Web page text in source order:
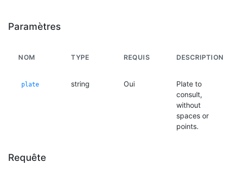
Paramètres
NOM TYPE REQUIS DESCRIPTION
plate string Oui
Plate to
consult,
without
spaces or
points.
Requête